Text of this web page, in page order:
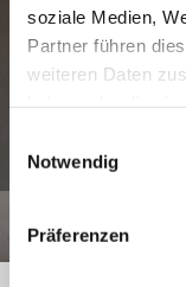
soziale Medien,
Partner führen
weiteren Daten
Notwendig
Präferenzen
NEHMEN SIE
FRAGEN HABEN
WOLLEN.